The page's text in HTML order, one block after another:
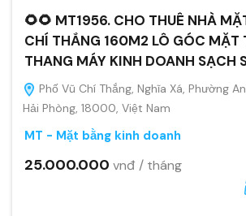
🌻🌻 MT1956. CHO THUÊ NHÀ
CHÍ THẮNG 160M2 LÔ GÓC MẶT
THANG MÁY KINH DOANH SẠCH
Phố Vũ Chí Thắng, Nghĩa Xá, Phường
Hải Phòng, 18000, Việt Nam
MT - Mặt bằng kinh doanh
25.000.000 vnđ / tháng